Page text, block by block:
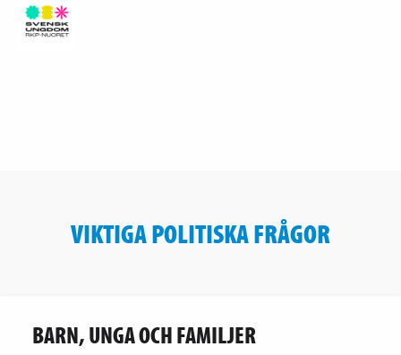
VIKTIGA POLITISKA FRÅGOR
BARN, UNGA OCH FAMILJER